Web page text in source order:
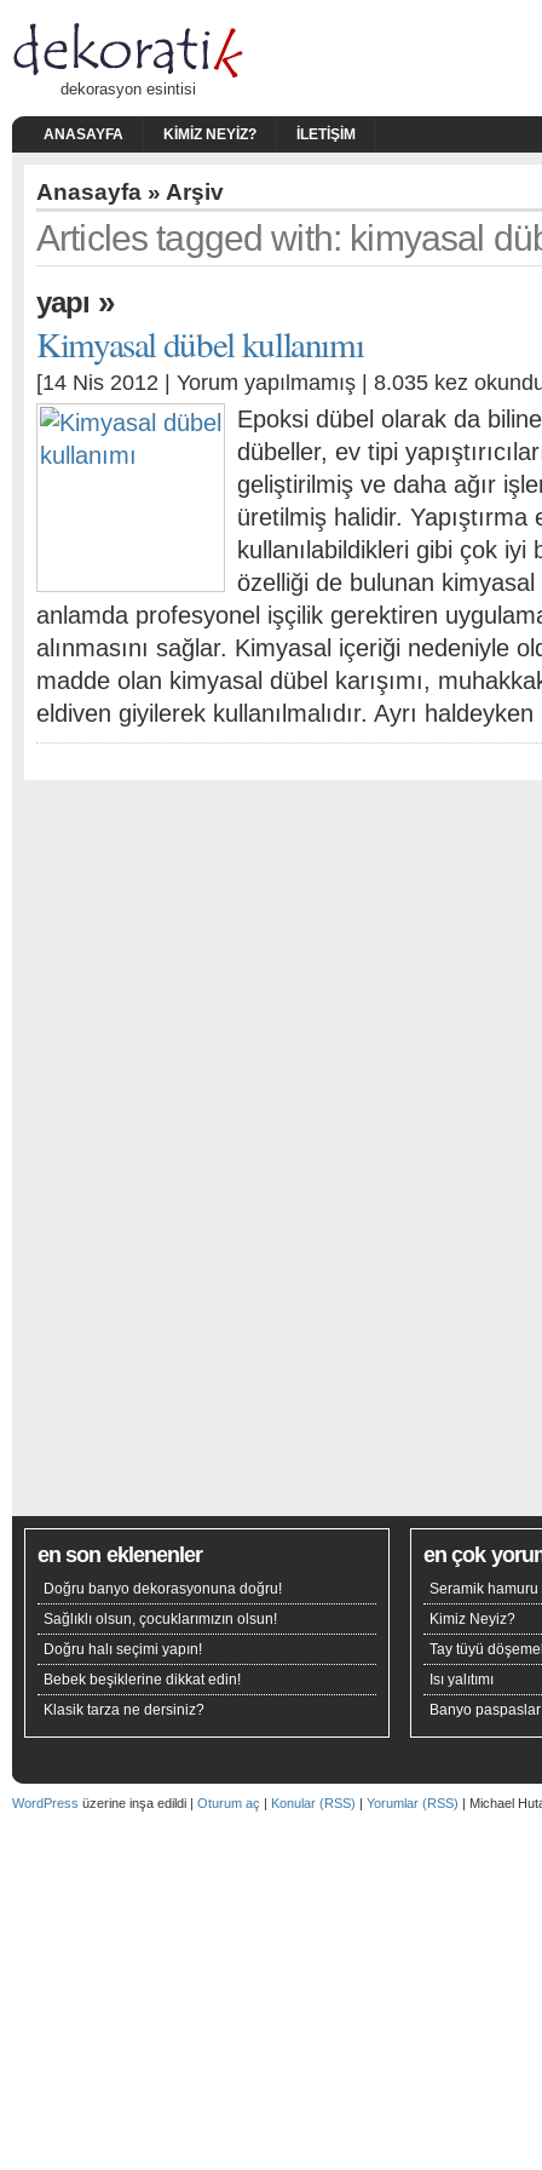
dekorasyon esintisi
ANASAYFA KIMIZ NEYIZ? İLETIŞIM
Anasayfa » Arşiv
Articles tagged with: kimyasal
yapı »
Kimyasal dübel kullanımı
[14 Nis 2012 | Yorum yapılmamış | 8.035 kez
Epoksi dübel olarak da
dübeller, ev tipi
geliştirilmiş ve daha ağır
üretilmiş halidir. Yapıştırma
kullanılabildikleri gibi çok
özelliği de bulunan
anlamda profesyonel işçilik gerektiren
alınmasını sağlar. Kimyasal içeriği nedeniyle
madde olan kimyasal dübel karışımı,
eldiven giyilerek kullanılmalıdır. Ayrı
en son eklenenler
Doğru banyo dekorasyonuna doğru!
Sağlıklı olsun, çocuklarımızın olsun!
Doğru halı seçimi yapın!
Bebek beşiklerine dikkat edin!
Klasik tarza ne dersiniz?
en çok
Seramik hamuru
Kimiz Neyiz?
Tay tüyü
Isı yalıtımı
Banyo
WordPress üzerine inşa edildi | Oturum aç | Konular (RSS) | Yorumlar (RSS) | Michael